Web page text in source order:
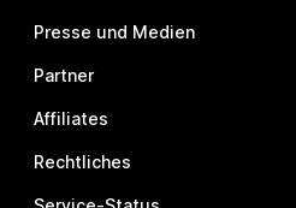
Presse und Medien
Partner
Affiliates
Rechtliches